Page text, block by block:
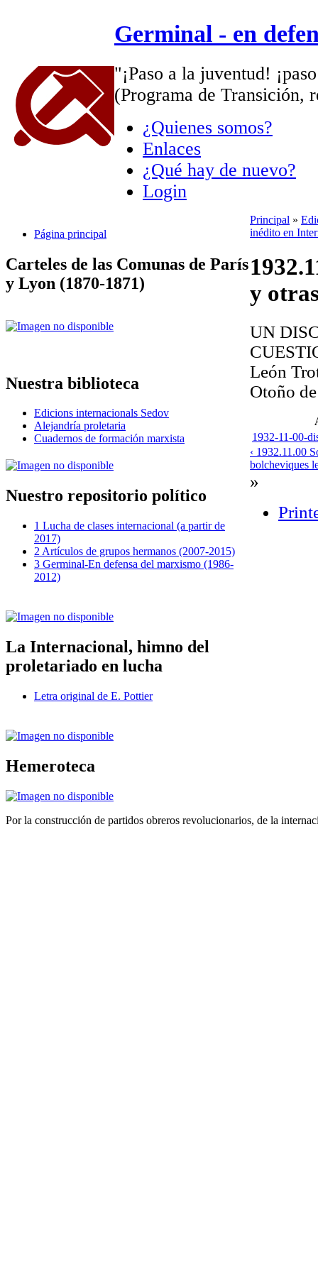
Germinal - en
"¡Paso a la juventud!
(Programa de Transición,
¿Quienes somos?
Enlaces
¿Qué hay de nuevo?
Login
Página principal
Carteles de las Comunas de París
y Lyon (1870-1871)
Nuestra biblioteca
Edicions internacionals Sedov
Alejandría proletaria
Cuadernos de formación marxista
Nuestro repositorio político
1 Lucha de clases internacional (a partir de
2017)
2 Artículos de grupos hermanos (2007-2015)
3 Germinal-En defensa del marxismo (1986-
2012)
La Internacional, himno del
proletariado en lucha
Letra original de E. Pottier
Hemeroteca
Principal »
inédito en
y
UN
León
Otoño
1932-11-00-
‹ 1932.11.00
bolcheviques
»
Por la construcción de partidos obreros revolucionarios, de la